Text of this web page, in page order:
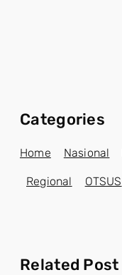
Categories
Home Nasional
Regional OTSUS
Related Post